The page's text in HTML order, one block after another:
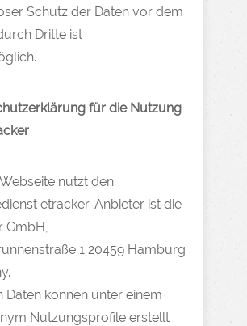
Schutz der Daten vor dem
Dritte ist
für die Nutzung
nutzt den
etracker. Anbieter ist die
GmbH,
1 20459 Hamburg
Daten können unter einem
Nutzungsprofile erstellt